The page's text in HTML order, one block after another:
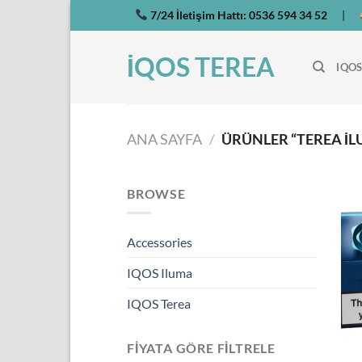
atla
7/24 İletişim Hattı: 0536 594 34 52 |
İQOS TEREA
ANA SAYFA / ÜRÜNLER “TEREA
BROWSE
Accessories
IQOS Iluma
IQOS Terea
FIYATA GÖRE FILTRELE